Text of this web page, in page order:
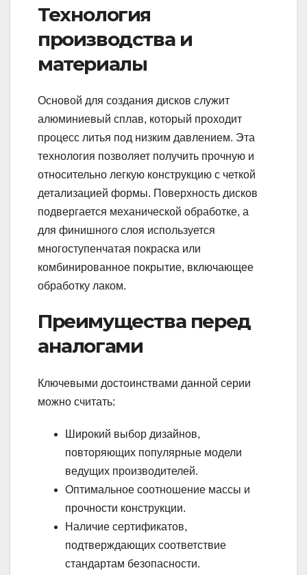
Технология
производства и
материалы
Основой для создания дисков служит
алюминиевый сплав, который проходит
процесс литья под низким давлением. Эта
технология позволяет получить прочную и
относительно легкую конструкцию с четкой
детализацией формы. Поверхность дисков
подвергается механической обработке, а
для финишного слоя используется
многоступенчатая покраска или
комбинированное покрытие, включающее
обработку лаком.
Преимущества перед
аналогами
Ключевыми достоинствами данной серии
можно считать:
Широкий выбор дизайнов,
повторяющих популярные модели
ведущих производителей.
Оптимальное соотношение массы и
прочности конструкции.
Наличие сертификатов,
подтверждающих соответствие
стандартам безопасности.